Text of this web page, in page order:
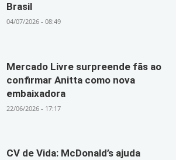
Brasil
04/07/2026 - 08:49
Mercado Livre surpreende fãs ao
confirmar Anitta como nova
embaixadora
22/06/2026 - 17:17
CV de Vida: McDonald’s ajuda